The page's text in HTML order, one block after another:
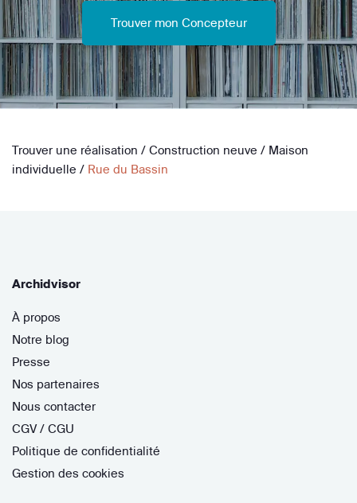
Trouver mon Concepteur
Trouver une réalisation / Construction neuve / Maison
individuelle / Rue du Bassin
Archidvisor
À propos
Notre blog
Presse
Nos partenaires
Nous contacter
CGV / CGU
Politique de confidentialité
Gestion des cookies